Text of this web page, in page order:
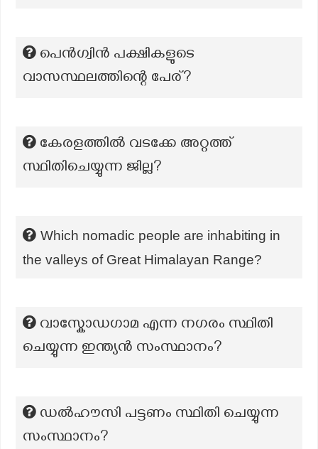
പെൻഗ്വിൻ പക്ഷികളുടെ
വാസസ്ഥലത്തിന്റെ പേര്?
കേരളത്തില്‍ വടക്കേ അറ്റത്ത്
സ്ഥിതിചെയ്യുന്ന ജില്ല?
Which nomadic people are inhabiting in
the valleys of Great Himalayan Range?
വാസ്കോഡഗാമ എന്ന നഗരം സ്ഥിതി
ചെയ്യുന്ന ഇന്ത്യൻ സംസ്ഥാനം?
ഡൽഹൗസി പട്ടണം സ്ഥിതി ചെയ്യുന്ന
സംസ്ഥാനം?